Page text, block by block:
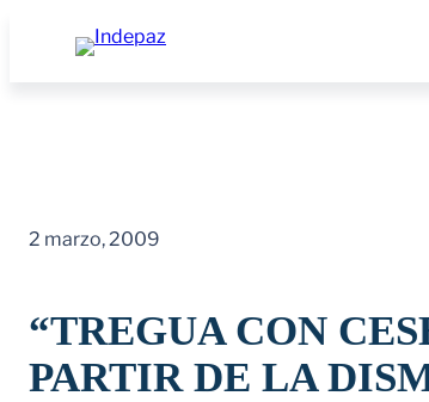
2 marzo, 2009
“TREGUA CON
PARTIR DE LA